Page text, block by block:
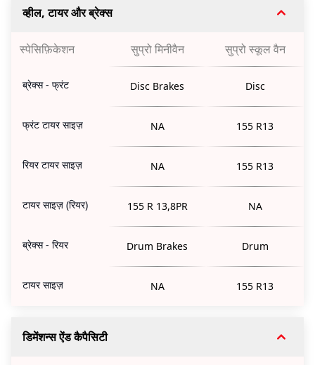
व्हील, टायर और ब्रेक्स
स्पेसिफ़िकेशन सुप्रो मिनीवैन सुप्रो स्कूल वैन
ब्रेक्स - फ्रंट Disc Brakes Disc
फ्रंट टायर साइज़ NA 155 R13
रियर टायर साइज़ NA 155 R13
टायर साइज़ (रियर) 155 R 13,8PR NA
ब्रेक्स - रियर Drum Brakes Drum
टायर साइज़ NA 155 R13
डिमेंशन्स ऐंड कैपैसिटी